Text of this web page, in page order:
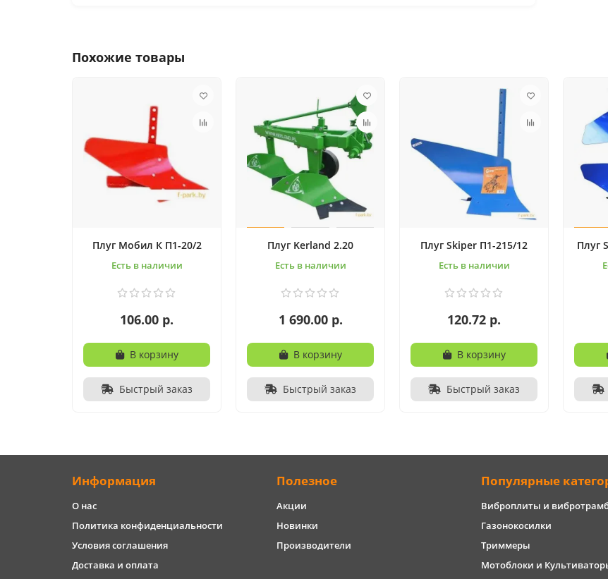
Похожие товары
Плуг Мобил К П1-20/2
Есть в наличии
106.00 р.
В корзину
Быстрый заказ
Плуг Kerland 2.20
Есть в наличии
1 690.00 р.
В корзину
Быстрый заказ
Плуг Skiper П1-215/12
Есть в наличии
120.72 р.
В корзину
Быстрый заказ
Плуг
Информация
О нас
Политика конфиденциальности
Условия соглашения
Доставка и оплата
Полезное
Акции
Новинки
Производители
Популярные
Виброплиты и
Газонокосилки
Триммеры
Мотоблоки и